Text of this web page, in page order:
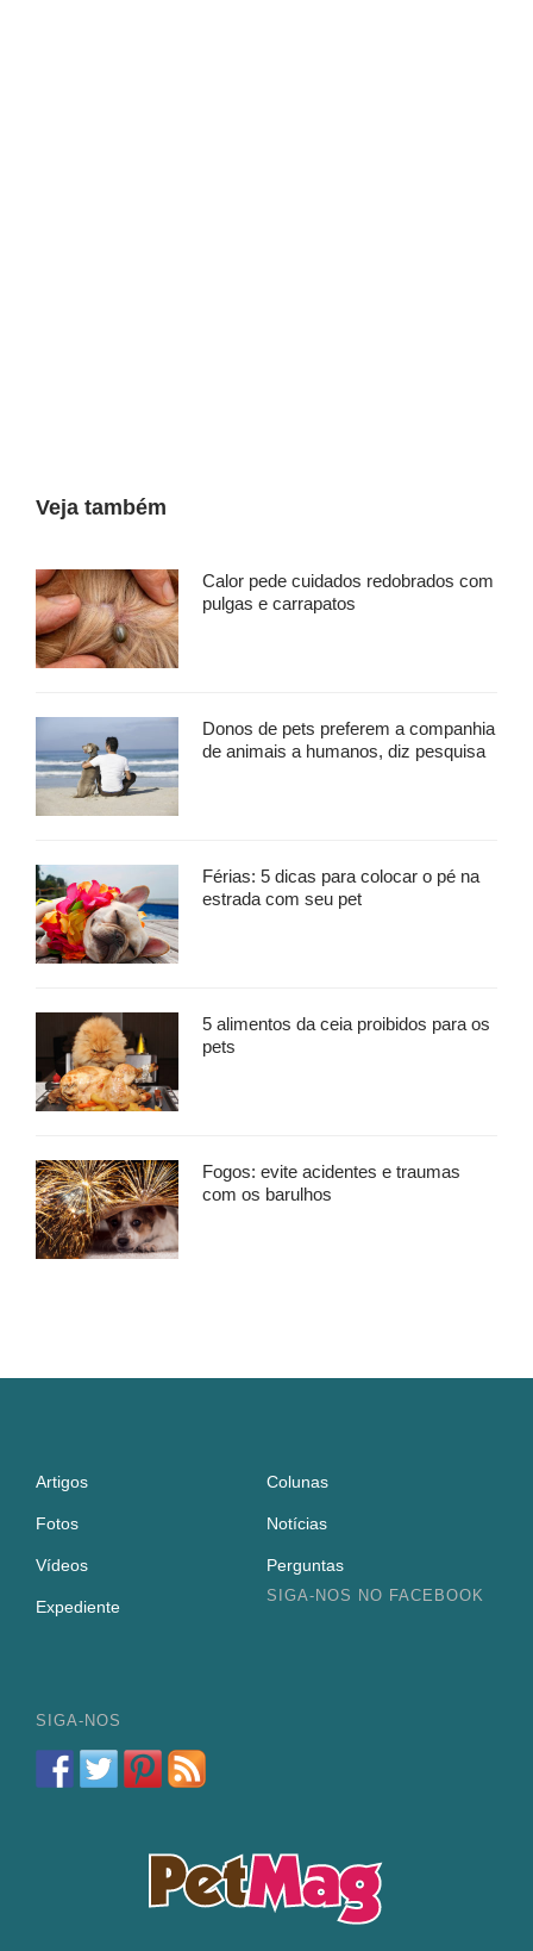
Veja também
Calor pede cuidados redobrados com
pulgas e carrapatos
Donos de pets preferem a companhia
de animais a humanos, diz pesquisa
Férias: 5 dicas para colocar o pé na
estrada com seu pet
5 alimentos da ceia proibidos para os
pets
Fogos: evite acidentes e traumas
com os barulhos
Artigos Colunas
Fotos Notícias
Vídeos Perguntas
Expediente
SIGA-NOS NO FACEBOOK
SIGA-NOS